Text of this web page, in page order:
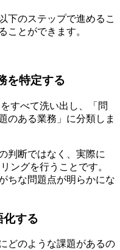
下のステップで進めるこ
ことができます。
を特定する
すべて洗い出し、「問
のある業務」に分類しま
判断ではなく、実際に
ングを行うことです。
ちな問題点が明らかにな
化する
どのような課題があるの